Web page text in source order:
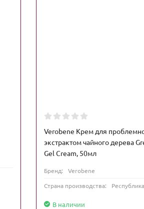
Verobene Крем для
экстрактом чайного дерева
Gel Cream, 50мл
Бренд:
Verobene
Страна производства:
В наличии